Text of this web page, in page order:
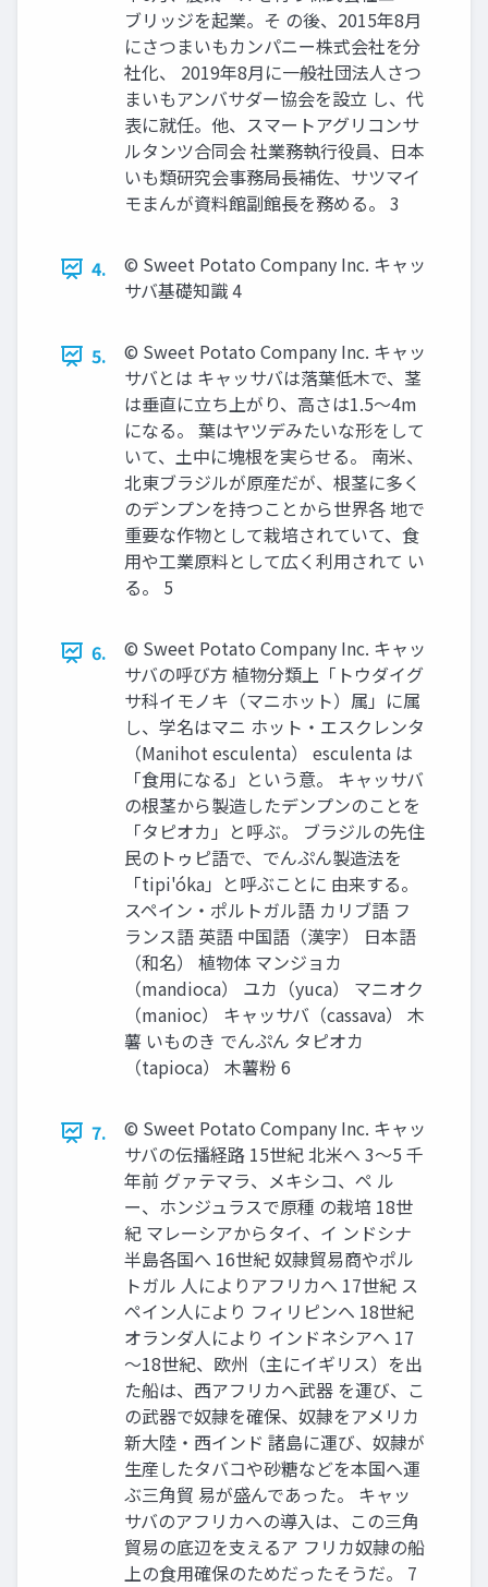
ブリッジを起業。そ の後、2015年8月
にさつまいもカンパニー株式会社を分
社化、 2019年8月に一般社団法人さつ
まいもアンバサダー協会を設立 し、代
表に就任。他、スマートアグリコンサ
ルタンツ合同会 社業務執行役員、日本
いも類研究会事務局長補佐、サツマイ
モまんが資料館副館長を務める。 3
4.
© Sweet Potato Company Inc. キャッ
サバ基礎知識 4
5.
© Sweet Potato Company Inc. キャッ
サバとは キャッサバは落葉低木で、茎
は垂直に立ち上がり、高さは1.5～4m
になる。 葉はヤツデみたいな形をして
いて、土中に塊根を実らせる。 南米、
北東ブラジルが原産だが、根茎に多く
のデンプンを持つことから世界各 地で
重要な作物として栽培されていて、食
用や工業原料として広く利用されて い
る。 5
6.
© Sweet Potato Company Inc. キャッ
サバの呼び方 植物分類上「トウダイグ
サ科イモノキ（マニホット）属」に属
し、学名はマニ ホット・エスクレンタ
（Manihot esculenta） esculenta は
「食用になる」という意。 キャッサバ
の根茎から製造したデンプンのことを
「タピオカ」と呼ぶ。 ブラジルの先住
民のトゥピ語で、でんぷん製造法を
「tipi'óka」と呼ぶことに 由来する。
スペイン・ポルトガル語 カリブ語 フ
ランス語 英語 中国語（漢字） 日本語
（和名） 植物体 マンジョカ
（mandioca） ユカ（yuca） マニオク
（manioc） キャッサバ（cassava） 木
薯 いものき でんぷん タピオカ
（tapioca） 木薯粉 6
7.
© Sweet Potato Company Inc. キャッ
サバの伝播経路 15世紀 北米へ 3～5 千
年前 グァテマラ、メキシコ、ペ ル
ー、ホンジュラスで原種 の栽培 18世
紀 マレーシアからタイ、イ ンドシナ
半島各国へ 16世紀 奴隷貿易商やポル
トガル 人によりアフリカへ 17世紀 ス
ペイン人により フィリピンへ 18世紀
オランダ人により インドネシアへ 17
～18世紀、欧州（主にイギリス）を出
た船は、西アフリカへ武器 を運び、こ
の武器で奴隷を確保、奴隷をアメリカ
新大陸・西インド 諸島に運び、奴隷が
生産したタバコや砂糖などを本国へ運
ぶ三角貿 易が盛んであった。 キャッ
サバのアフリカへの導入は、この三角
貿易の底辺を支えるア フリカ奴隷の船
上の食用確保のためだったそうだ。 7